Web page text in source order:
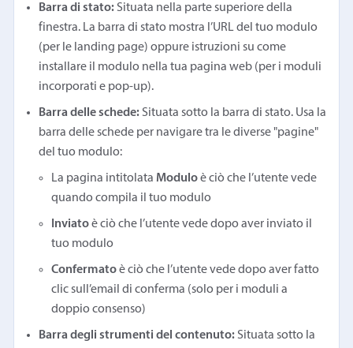
Barra di stato: Situata nella parte superiore della
finestra. La barra di stato mostra l’URL del tuo modulo
(per le landing page) oppure istruzioni su come
installare il modulo nella tua pagina web (per i moduli
incorporati e pop-up).
Barra delle schede: Situata sotto la barra di stato. Usa la
barra delle schede per navigare tra le diverse "pagine"
del tuo modulo:
La pagina intitolata Moduloè ciò che l’utente vede
quando compila il tuo modulo
Inviatoè ciò che l’utente vede dopo aver inviato il
tuo modulo
Confermatoè ciò che l’utente vede dopo aver fatto
clic sull’email di conferma (solo per i moduli a
doppio consenso)
Barra degli strumenti del contenuto: Situata sotto la